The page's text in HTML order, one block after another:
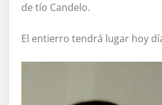
de tío Candelo.
El entierro tendrá lugar hoy